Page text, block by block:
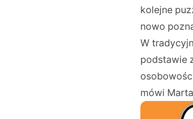
kolejne
nowo
W
podstawie
mówi